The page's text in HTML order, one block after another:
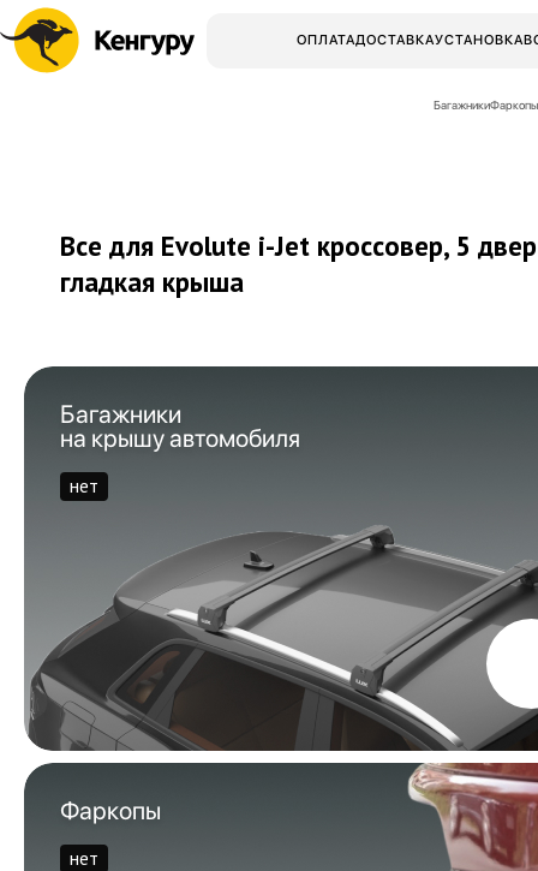
ОПЛАТАДОСТАВКАУСТАНОВКА
БагажникиФаркопы
Все для Evolute i-Jet кроссовер, 5
гладкая крыша
Багажники
на крышу автомобиля
нет
Фаркопы
нет